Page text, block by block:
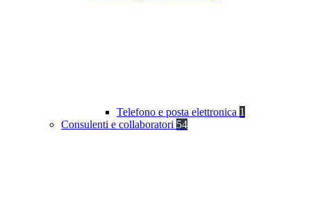
Telefono e posta elettronica 1
Consulenti e collaboratori 54